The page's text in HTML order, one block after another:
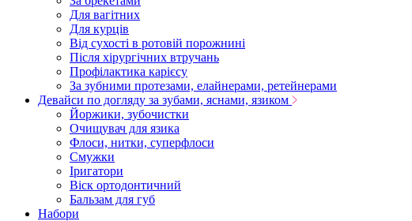
Для вагітних
Для курців
Від сухості в ротовій порожнині
Після хірургічних втручань
Профілактика карієсу
За зубними протезами, елайнерами, ретейнерами
Девайси по догляду за зубами, яснами, язиком
Йоржики, зубочистки
Очищувач для язика
Флоси, нитки, суперфлоси
Смужки
Іригатори
Віск ортодонтичний
Бальзам для губ
Набори